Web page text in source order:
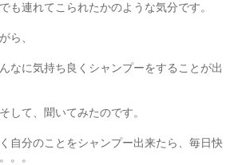
も連れてこられたかのような気分です。
ら、
なに気持ち良くシャンプーをすることが出
して、聞いてみたのです。
自分のことをシャンプー出来たら、毎日快
。。